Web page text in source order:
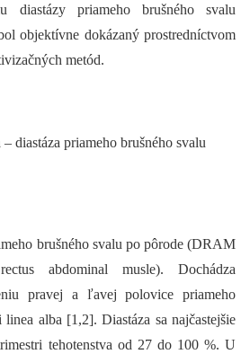
diastázy priameho brušného svalu
objektívne dokázaný prostredníctvom
metód.
diastáza priameho brušného svalu
brušného svalu po pôrode (DRAM
abdominal musle). Dochádza
pravej a ľavej polovice priameho
alba [1,2]. Diastáza sa najčastejšie
tehotenstva od 27 do 100 %. U